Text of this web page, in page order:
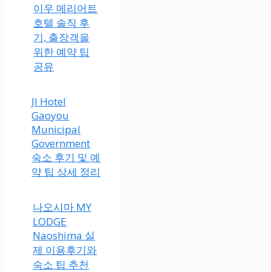
이우 메리어트
호텔 솔직 후
기, 출장객을
위한 예약 팁
공유
JI Hotel
Gaoyou
Municipal
Government
숙소 후기 및 예
약 팁 상세 정리
나오시마 MY
LODGE
Naoshima 실
제 이용후기와
숙소 팁 추천